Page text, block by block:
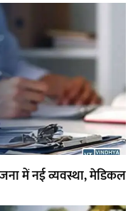
में नई व्यवस्था, मेडिकल